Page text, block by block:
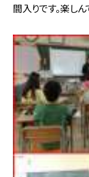
間入りです。楽し